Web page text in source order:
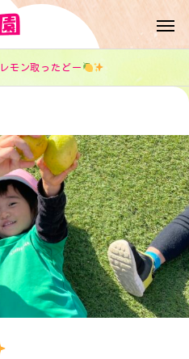
レモン取ったどー